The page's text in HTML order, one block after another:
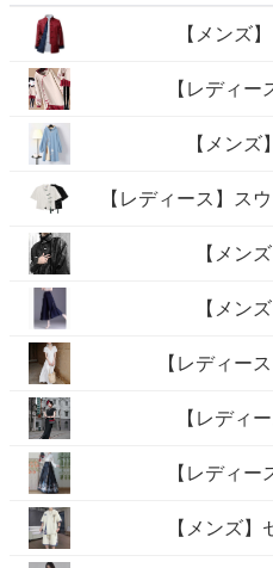
【メンズ
【レディー
【メンズ
【レディース】ス
【メン
【メン
【レディー
【レディ
【レディー
【メンズ】